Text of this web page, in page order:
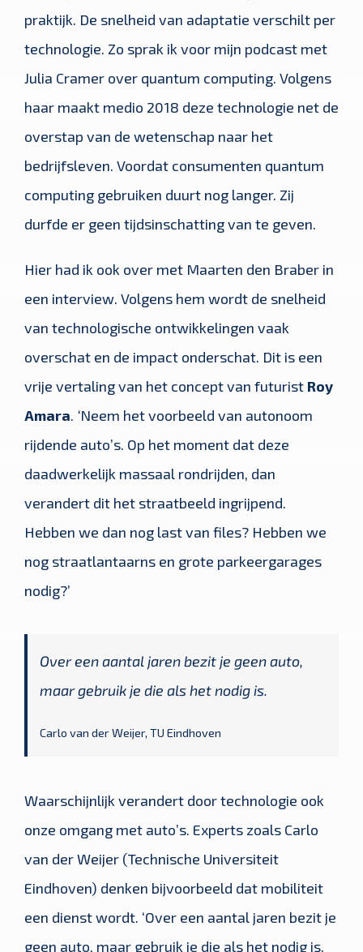
praktijk. De snelheid van adaptatie verschilt per
technologie. Zo sprak ik voor mijn podcast met
Julia Cramer over quantum computing. Volgens
haar maakt medio 2018 deze technologie net de
overstap van de wetenschap naar het
bedrijfsleven. Voordat consumenten quantum
computing gebruiken duurt nog langer. Zij
durfde er geen tijdsinschatting van te geven.
Hier had ik ook over met Maarten den Braber in
een interview. Volgens hem wordt de snelheid
van technologische ontwikkelingen vaak
overschat en de impact onderschat. Dit is een
vrije vertaling van het concept van futuristRoy
Amara. ‘Neem het voorbeeld van autonoom
rijdende auto’s. Op het moment dat deze
daadwerkelijk massaal rondrijden, dan
verandert dit het straatbeeld ingrijpend.
Hebben we dan nog last van files? Hebben we
nog straatlantaarns en grote parkeergarages
nodig?’
Over een aantal jaren bezit je geen auto,
maar gebruik je die als het nodig is.
Carlo van der Weijer, TU Eindhoven
Waarschijnlijk verandert door technologie ook
onze omgang met auto’s. Experts zoals Carlo
van der Weijer (Technische Universiteit
Eindhoven) denken bijvoorbeeld dat mobiliteit
een dienst wordt. ‘Over een aantal jaren bezit je
geen auto, maar gebruik je die als het nodig is.